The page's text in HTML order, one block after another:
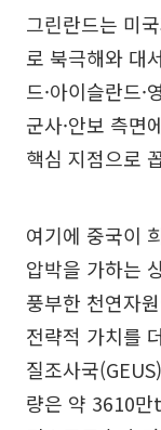
그린란드는 미
로 북극해와 대
드·아이슬란드
군사·안보 측면
핵심 지점으로
여기에 중국이
압박을 가하는
풍부한 천연자
전략적 가치를
질조사국
량은 약 3610